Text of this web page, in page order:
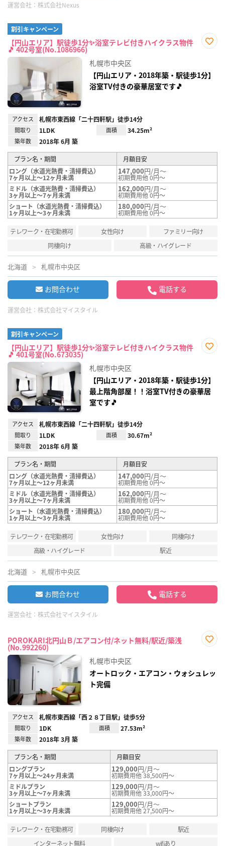
運営会社： 株式会社Nexus
割引キャンペーン
【円山エリア】駅徒歩1分✨浴室テレビ付きハイクラス物件
🎵 402号室(No.1086966)
録
札幌市中央区
【円山エリア・2018年築・駅徒歩1分】
浴室TV付きの豪華居室です🎵
アクセス 札幌市東西線「二十四軒駅」徒歩14分
間取り 1LDK 面積 34.25m²
築年数 2018年 6月 築
プラン名・期間
月額目安
ロング（水道光熱費・清掃費込）
7ヶ月以上～12ヶ月未満
147,000円/月～
初期費用他 0円～
ミドル（水道光熱費・清掃費込）
3ヶ月以上～7ヶ月未満
162,000円/月～
初期費用他 0円～
ショート（水道光熱費・清掃費込）
1ヶ月以上～3ヶ月未満
180,000円/月～
初期費用他 0円～
テレワーク・在宅勤務可 女性向け
ファミリー向け
同棲向け
高級・ハイグレード
北海道 札幌市中央区
お問合わせ 電話する
運営会社： 株式会社マイスタイル
割引キャンペーン
【円山エリア】駅徒歩1分✨浴室テレビ付きハイクラス物件
🎵 401号室(No.673035)
録
札幌市中央区
【円山エリア・2018年築・駅徒歩1分】
最上階角部屋！！浴室TV付きの豪華居
室です🎵
アクセス 札幌市東西線「二十四軒駅」徒歩14分
間取り 1LDK 面積 30.67m²
築年数 2018年 6月 築
プラン名・期間
月額目安
ロング（水道光熱費・清掃費込）
7ヶ月以上～12ヶ月未満
147,000円/月～
初期費用他 0円～
ミドル（水道光熱費・清掃費込）
3ヶ月以上～7ヶ月未満
162,000円/月～
初期費用他 0円～
ショート（水道光熱費・清掃費込）
1ヶ月以上～3ヶ月未満
180,000円/月～
初期費用他 0円～
テレワーク・在宅勤務可 女性向け
同棲向け
高級・ハイグレード
駅近
北海道 札幌市中央区
お問合わせ 電話する
運営会社： 株式会社マイスタイル
POROKARI北円山Ｂ/エアコン付/ネット無料/駅近/築浅
(No.992260)
録
札幌市中央区
オートロック・エアコン・ウォシュレッ
ト完備
アクセス 札幌市東西線「西２８丁目駅」徒歩5分
間取り 1DK 面積 27.53m²
築年数 2018年 3月 築
プラン名・期間
月額目安
ロングプラン
7ヶ月以上～24ヶ月未満
129,000円/月～
初期費用他 38,500円～
ミドルプラン
3ヶ月以上～7ヶ月未満
129,000円/月～
初期費用他 33,000円～
ショートプラン
1ヶ月以上～3ヶ月未満
129,000円/月～
初期費用他 27,500円～
テレワーク・在宅勤務可 同棲向け
駅近
インターネット無料
wifiあり